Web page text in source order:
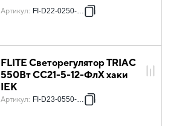
Артикул: FI-D22-0250-K59
FLITE Светорегулятор TRIAC
550Вт СС21-5-12-ФлХ хаки
IEK
Артикул: FI-D23-0550-K59